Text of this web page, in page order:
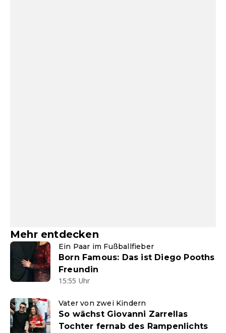
Mehr entdecken
Ein Paar im Fußballfieber
Born Famous: Das ist Diego Pooths
Freundin
15:55 Uhr
Vater von zwei Kindern
So wächst Giovanni Zarrellas
Tochter fernab des Rampenlichts